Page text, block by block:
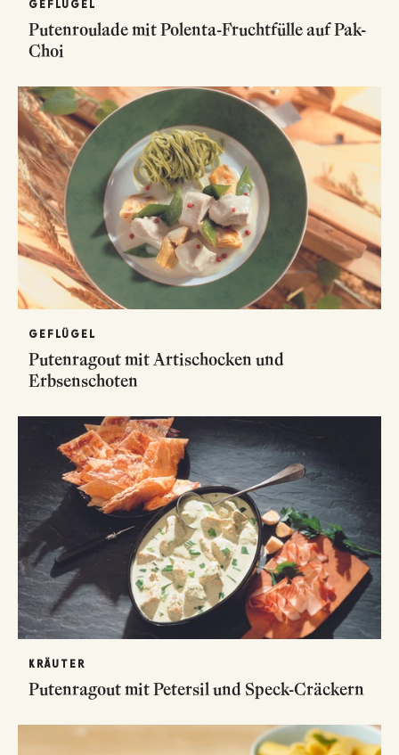
GEFLÜGEL
Putenroulade mit Polenta-Fruchtfülle auf Pak-
Choi
GEFLÜGEL
Putenragout mit Artischocken und
Erbsenschoten
KRÄUTER
Putenragout mit Petersil und Speck-Cräckern